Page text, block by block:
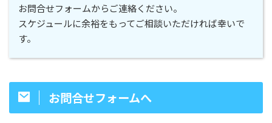
お問合せフォームからご連絡ください。
スケジュールに余裕をもってご相談いただければ幸いで
す。
お問合せフォームへ